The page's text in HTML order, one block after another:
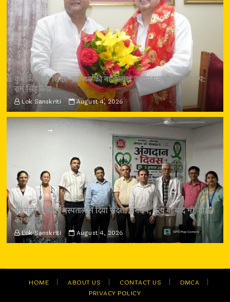
कुमाऊँ में भी शिक्षा-स्वास्थ्य की नई अलख जगाए एसजीआरआर ग्रुप:
राम सिंह कैड़ा
Lok Sanskriti August 4, 2026
श्री महंत इन्दिरेश अस्पताल में दिया संदेश: अंगदान, मृत्यु के बाद भी जीवन
का उपहार
Lok Sanskriti August 4, 2026
HOME ABOUT US CONTACT US
DMCA
PRIVACY POLICY